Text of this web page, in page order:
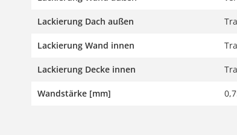
Lackierung Dach außen
Lackierung Wand innen
Lackierung Decke innen
Wandstärke [mm]